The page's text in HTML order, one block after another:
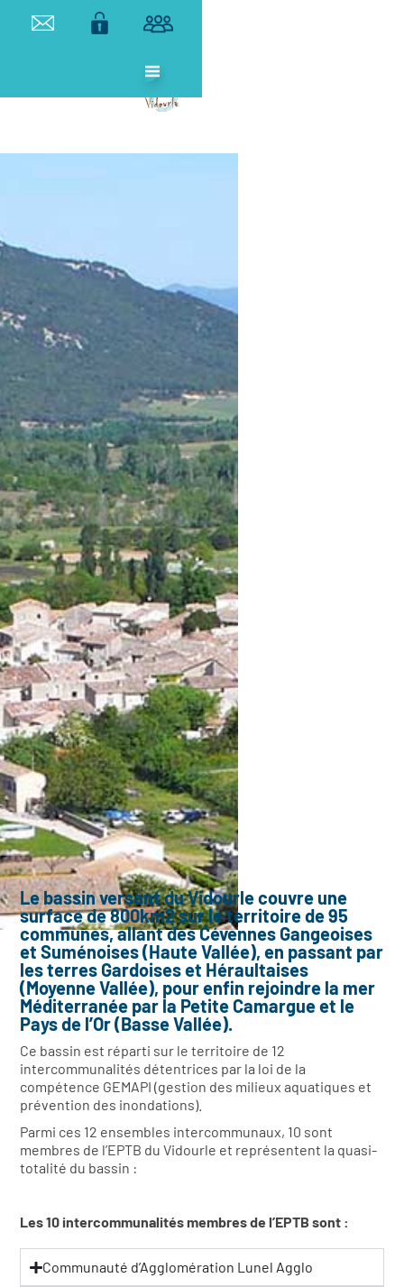
ETABLISSEMENT
Le bassin versant du Vidourle couvre une
surface de 800km2 sur le territoire de 95
communes, allant des Cévennes Gangeoises
et Suménoises (Haute Vallée), en passant par
les terres Gardoises et Héraultaises
(Moyenne Vallée), pour enfin rejoindre la mer
Méditerranée par la Petite Camargue et le
Pays de l’Or (Basse Vallée).
Ce bassin est réparti sur le territoire de 12
intercommunalités détentrices par la loi de la
compétence GEMAPI (gestion des milieux aquatiques et
prévention des inondations).
Parmi ces 12 ensembles intercommunaux, 10 sont
membres de l’EPTB du Vidourle et représentent la quasi-
totalité du bassin :
Les 10 intercommunalités membres de l’EPTB sont :
Communauté d’Agglomération Lunel Agglo